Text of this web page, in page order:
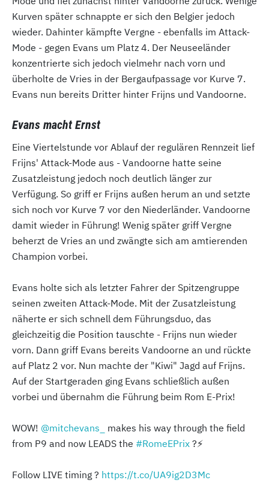
Kurven später schnappte er sich den Belgier jedoch
wieder. Dahinter kämpfte Vergne - ebenfalls im Attack-
Mode - gegen Evans um Platz 4. Der Neuseeländer
konzentrierte sich jedoch vielmehr nach vorn und
überholte de Vries in der Bergaufpassage vor Kurve 7.
Evans nun bereits Dritter hinter Frijns und Vandoorne.
Evans macht Ernst
Eine Viertelstunde vor Ablauf der regulären Rennzeit lief
Frijns' Attack-Mode aus - Vandoorne hatte seine
Zusatzleistung jedoch noch deutlich länger zur
Verfügung. So griff er Frijns außen herum an und setzte
sich noch vor Kurve 7 vor den Niederländer. Vandoorne
damit wieder in Führung! Wenig später griff Vergne
beherzt de Vries an und zwängte sich am amtierenden
Champion vorbei.
Evans holte sich als letzter Fahrer der Spitzengruppe
seinen zweiten Attack-Mode. Mit der Zusatzleistung
näherte er sich schnell dem Führungsduo, das
gleichzeitig die Position tauschte - Frijns nun wieder
vorn. Dann griff Evans bereits Vandoorne an und rückte
auf Platz 2 vor. Nun machte der "Kiwi" Jagd auf Frijns.
Auf der Startgeraden ging Evans schließlich außen
vorbei und übernahm die Führung beim Rom E-Prix!
WOW! @mitchevans_
makes his way through the field
from P9 and now LEADS the #RomeEPrix ?⚡️
Follow LIVE timing ? https://t.co/UA9ig2D3Mc